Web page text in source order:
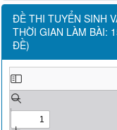
ĐỀ THI TUYỂN SINH
THỜI GIAN LÀM BÀI:
ĐỀ)